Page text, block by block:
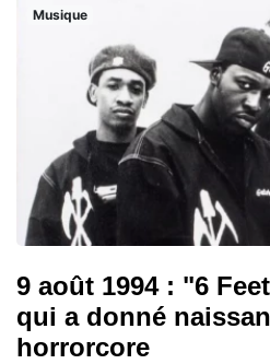
Musique
9 août 1994 : "6
qui a donné
horrorcore